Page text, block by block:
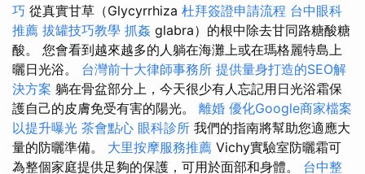
巧 從真實甘草（Glycyrrhiza 杜拜簽證申請流程 台中眼科
推薦 拔罐技巧教學 抓姦 glabra）的根中除去甘同路糖酸糖
酸。 您會看到越來越多的人躺在海灘上或在瑪格麗特島上
曬日光浴。 台灣前十大律師事務所 提供量身打造的SEO解
決方案 躺在骨盆部分上，今天很少有人忘記用日光浴霜保
護自己的皮膚免受有害的陽光。 離婚 優化Google商家檔案
以提升曝光 茶會點心 眼科診所 我們的指南將幫助您適應大
量的防曬準備。 大里按摩服務推薦 Vichy實驗室防曬霜可
為整個家庭提供足夠的保護，可用於面部和身體。 台中整